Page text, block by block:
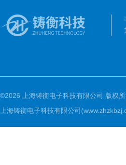
©2026 上海铸衡电子科技有限公司 版权
上海铸衡电子科技有限公司